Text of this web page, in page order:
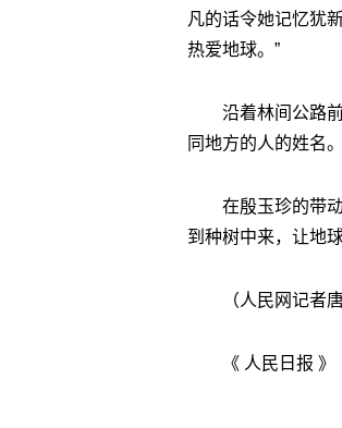
凡的话令她记忆犹
热爱地球。”
沿着林间公路
同地方的人的姓名
在殷玉珍的带
到种树中来，让地
（人民网记者
《 人民日报